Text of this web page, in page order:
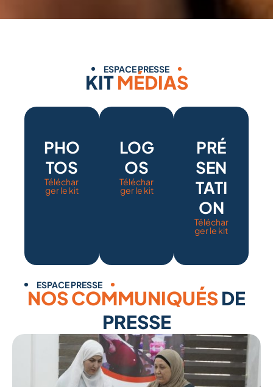
ESPACE PRESSE
KITMÉDIAS
PHO
TOS
Téléchar
ger le kit
LOG
OS
Téléchar
ger le kit
PRÉ
SEN
TATI
ON
Téléchar
ger le kit
ESPACE PRESSE
NOS COMMUNIQUÉS DE
PRESSE